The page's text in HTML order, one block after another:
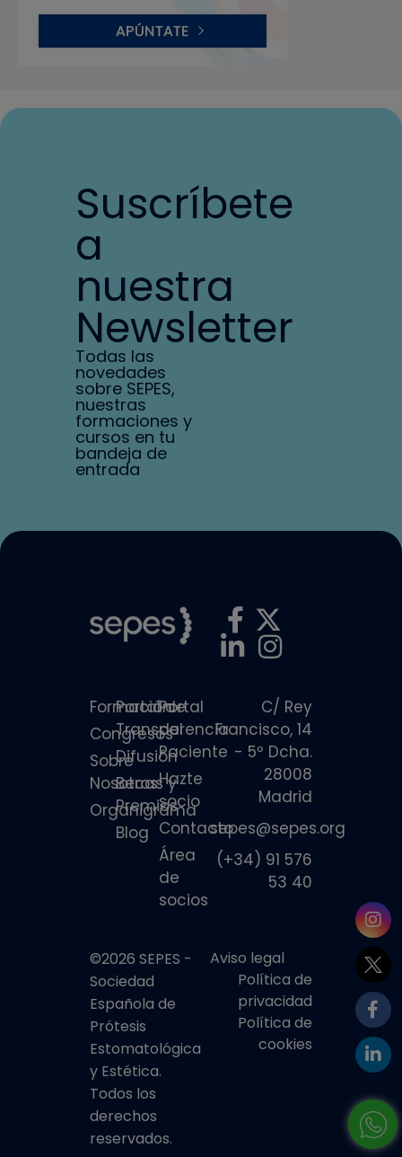
Suscríbete
a
nuestra
Newsletter
Todas las
novedades
sobre SEPES,
nuestras
formaciones y
cursos en tu
bandeja de
entrada
Formación
Congresos
Sobre
Nosotros
Organigrama
Portal de
Transparencia
Difusión
Becas y
Premios
Blog
Portal
del
Paciente
Hazte
socio
Contacto
Área
de
socios
C/ Rey
Francisco, 14
- 5º Dcha.
28008
Madrid
sepes@sepes.org
(+34) 91 576
53 40
©2026 SEPES -
Sociedad
Española de
Prótesis
Estomatológica
y Estética.
Todos los
derechos
reservados.
Aviso legal
Política de
privacidad
Política de
cookies